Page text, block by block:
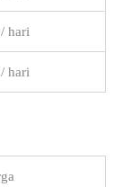
hari
hari